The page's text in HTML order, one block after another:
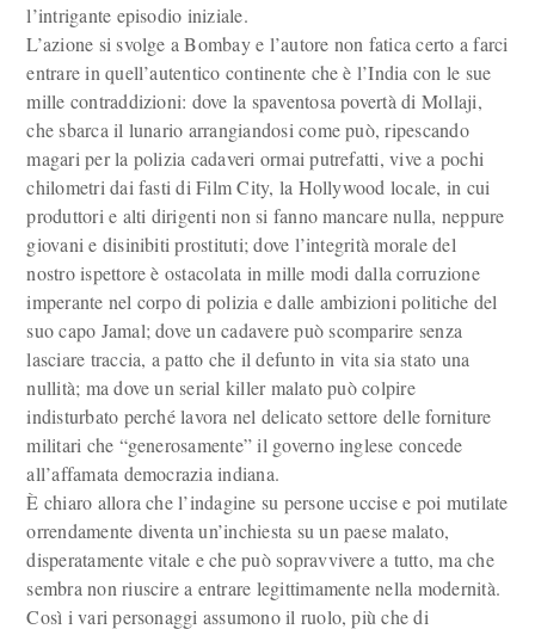
l’intrigante episodio iniziale.
L’azione si svolge a Bombay e l’autore non fatica certo a farci
entrare in quell’autentico continente che è l’India con le sue
mille contraddizioni: dove la spaventosa povertà di Mollaji,
che sbarca il lunario arrangiandosi come può, ripescando
magari per la polizia cadaveri ormai putrefatti, vive a pochi
chilometri dai fasti di Film City, la Hollywood locale, in cui
produttori e alti dirigenti non si fanno mancare nulla, neppure
giovani e disinibiti prostituti; dove l’integrità morale del
nostro ispettore è ostacolata in mille modi dalla corruzione
imperante nel corpo di polizia e dalle ambizioni politiche del
suo capo Jamal; dove un cadavere può scomparire senza
lasciare traccia, a patto che il defunto in vita sia stato una
nullità; ma dove un serial killer malato può colpire
indisturbato perché lavora nel delicato settore delle forniture
militari che “generosamente” il governo inglese concede
all’affamata democrazia indiana.
È chiaro allora che l’indagine su persone uccise e poi mutilate
orrendamente diventa un’inchiesta su un paese malato,
disperatamente vitale e che può sopravvivere a tutto, ma che
sembra non riuscire a entrare legittimamente nella modernità.
Così i vari personaggi assumono il ruolo, più che di